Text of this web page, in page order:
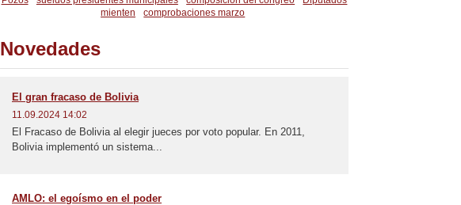
mienten
comprobaciones marzo
Novedades
El gran fracaso de Bolivia
11.09.2024 14:02
El Fracaso de Bolivia al elegir jueces por voto popular. En 2011,
Bolivia implementó un sistema...
AMLO: el egoísmo en el poder